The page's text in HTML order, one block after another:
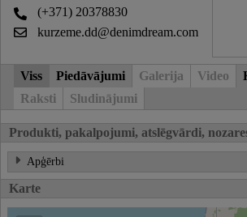
(+371) 20378830
kurzeme.dd@denimdream.com
Viss Piedāvājumi Galerija Video
Raksti
Sludinājumi
Produkti, pakalpojumi, atslēgvārdi,
Apģērbi
Karte